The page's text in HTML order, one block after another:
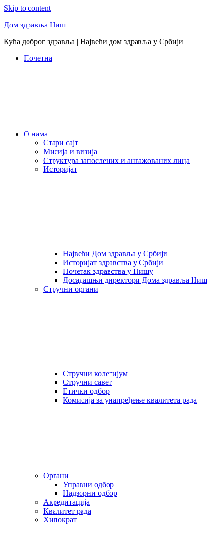
Skip to content
Дом здравља Ниш
Кућа доброг здравља | Највећи дом здравља у Србији
Почетна
О нама
Стари сајт
Мисија и визија
Структура запослених и ангажованих лица
Историјат
Највећи Дом здравља у Србији
Историјат здравства у Србији
Почетак здравства у Нишу
Досадашњи директори Дома здравља Ниш
Стручни органи
Стручни колегијум
Стручни савет
Етички одбор
Комисија за унапређење квалитета рада
Органи
Управни одбор
Надзорни одбор
Акредитација
Квалитет рада
Хипократ